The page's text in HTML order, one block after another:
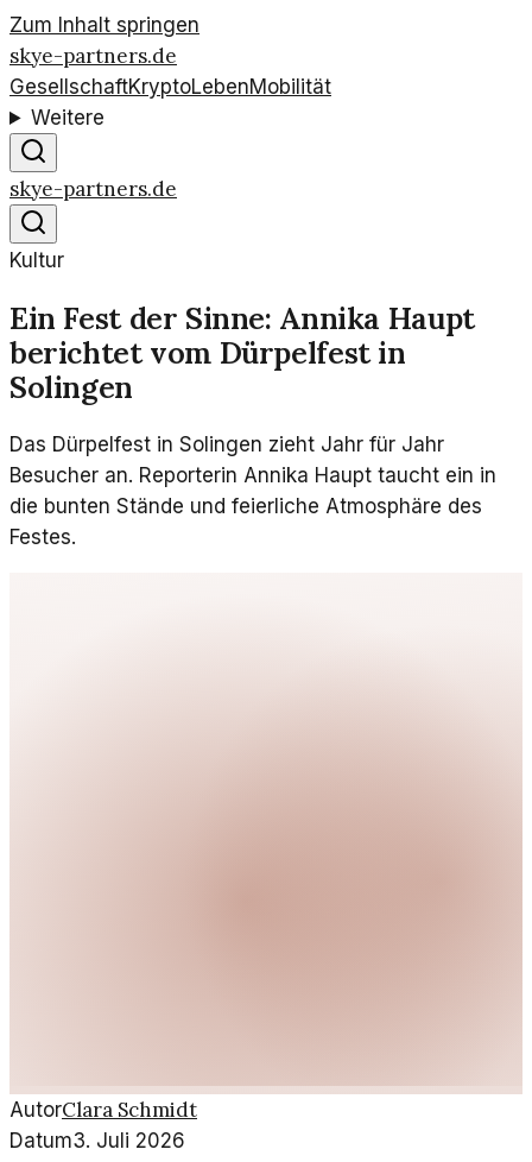
Zum Inhalt springen
skye-partners.de
GesellschaftKryptoLebenMobilität
Weitere
skye-partners.de
Kultur
Ein Fest der Sinne: Annika Haupt
berichtet vom Dürpelfest in
Solingen
Das Dürpelfest in Solingen zieht Jahr für Jahr
Besucher an. Reporterin Annika Haupt taucht ein in
die bunten Stände und feierliche Atmosphäre des
Festes.
AutorClara Schmidt
Datum3. Juli 2026